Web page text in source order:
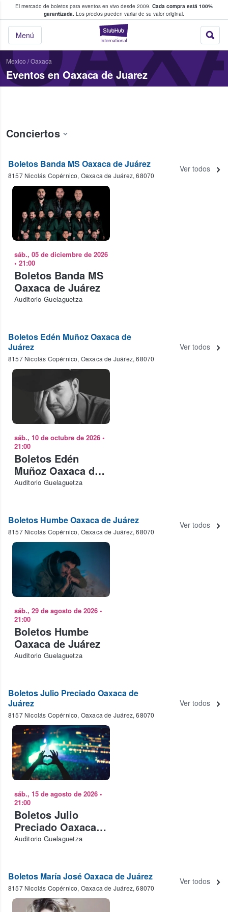
El mercado de boletos para eventos en vivo desde 2009. Cada compra está 100%
garantizada. Los precios pueden variar de su valor original.
StubHub: donde
Menú
fans compran y venden boletos
Mexico /Oaxaca
Eventos en Oaxaca de Juarez
Conciertos
Boletos Banda MS Oaxaca de Juárez
8157 Nicolás Copérnico, Oaxaca de Juárez, 68070
Ver todos
sáb., 05 de diciembre de 2026
• 21:00
Boletos Banda MS
Oaxaca de Juárez
Auditorio Guelaguetza
Boletos Edén Muñoz Oaxaca de
Juárez
8157 Nicolás Copérnico, Oaxaca de Juárez, 68070
Ver todos
sáb., 10 de octubre de 2026 •
21:00
Boletos Edén
Muñoz Oaxaca de
Juárez
Auditorio Guelaguetza
Boletos Humbe Oaxaca de Juárez
8157 Nicolás Copérnico, Oaxaca de Juárez, 68070
Ver todos
sáb., 29 de agosto de 2026 •
21:00
Boletos Humbe
Oaxaca de Juárez
Auditorio Guelaguetza
Boletos Julio Preciado Oaxaca de
Juárez
8157 Nicolás Copérnico, Oaxaca de Juárez, 68070
Ver todos
sáb., 15 de agosto de 2026 •
21:00
Boletos Julio
Preciado Oaxaca
de Juárez
Auditorio Guelaguetza
Boletos María José Oaxaca de Juárez
8157 Nicolás Copérnico, Oaxaca de Juárez, 68070
Ver todos